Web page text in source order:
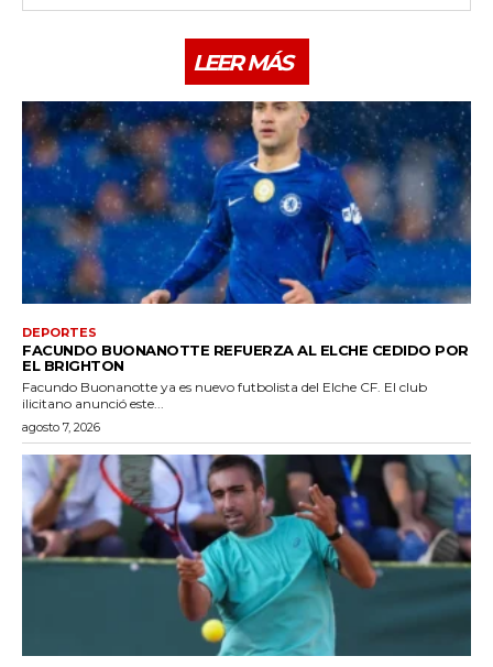
LEER MÁS
DEPORTES
FACUNDO BUONANOTTE REFUERZA AL ELCHE CEDIDO POR
EL BRIGHTON
Facundo Buonanotte ya es nuevo futbolista del Elche CF. El club
ilicitano anunció este...
agosto 7, 2026